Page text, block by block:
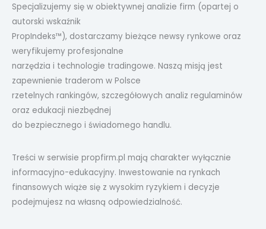
Specjalizujemy się w obiektywnej analizie firm (opartej o
autorski wskaźnik
PropIndeks™), dostarczamy bieżące newsy rynkowe oraz
weryfikujemy profesjonalne
narzędzia i technologie tradingowe. Naszą misją jest
zapewnienie traderom w Polsce
rzetelnych rankingów, szczegółowych analiz regulaminów
oraz edukacji niezbędnej
do bezpiecznego i świadomego handlu.
Treści w serwisie propfirm.pl mają charakter wyłącznie
informacyjno-edukacyjny. Inwestowanie na rynkach
finansowych wiąże się z wysokim ryzykiem i decyzje
podejmujesz na własną odpowiedzialność.